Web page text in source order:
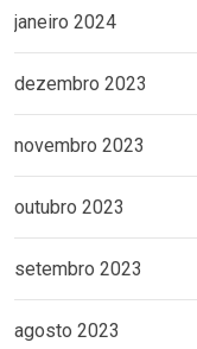
janeiro 2024
dezembro 2023
novembro 2023
outubro 2023
setembro 2023
agosto 2023